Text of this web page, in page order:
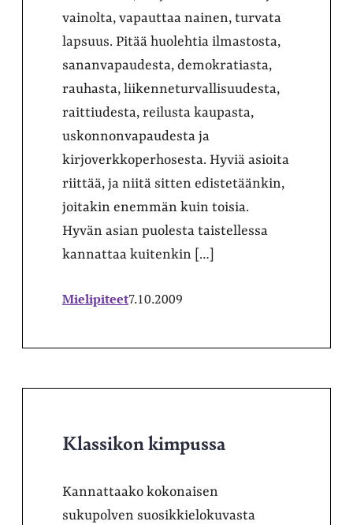
vainolta, vapauttaa nainen, turvata
lapsuus. Pitää huolehtia ilmastosta,
sananvapaudesta, demokratiasta,
rauhasta, liikenneturvallisuudesta,
raittiudesta, reilusta kaupasta,
uskonnonvapaudesta ja
kirjoverkkoperhosesta. Hyviä asioita
riittää, ja niitä sitten edistetäänkin,
joitakin enemmän kuin toisia.
Hyvän asian puolesta taistellessa
kannattaa kuitenkin […]
Mielipiteet7.10.2009
Klassikon kimpussa
Kannattaako kokonaisen
sukupolven suosikkielokuvasta